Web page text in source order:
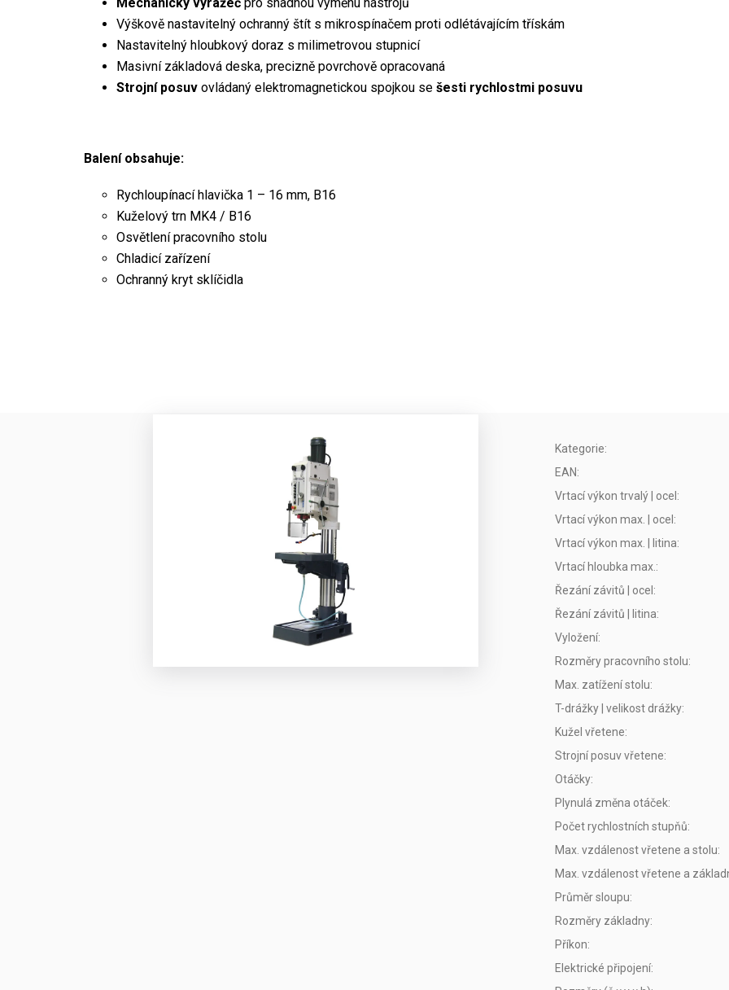
Výškově nastavitelný ochranný štít s mikrospínačem proti odlétávajícím třískám
Nastavitelný hloubkový doraz s milimetrovou stupnicí
Masivní základová deska, precizně povrchově opracovaná
Strojní posuv ovládaný elektromagnetickou spojkou se šesti rychlostmi posuvu
Balení obsahuje:
Rychloupínací hlavička 1 – 16 mm, B16
Kuželový trn MK4 / B16
Osvětlení pracovního stolu
Chladicí zařízení
Ochranný kryt sklíčidla
Kategorie:
EAN:
Vrtací výkon trvalý | ocel :
Vrtací výkon max. | ocel :
Vrtací výkon max. | litina:
Vrtací hloubka max. :
Řezání závitů | ocel :
Řezání závitů | litina:
Vyložení:
Rozměry pracovního stolu:
Max. zatížení stolu:
T-drážky | velikost drážky:
Kužel vřetene:
Strojní posuv vřetene:
Otáčky:
Plynulá změna otáček:
Počet rychlostních stupňů:
Max. vzdálenost vřetene a stolu:
Max. vzdálenost vřetene a
Průměr sloupu:
Rozměry základny:
Příkon:
Elektrické připojení: